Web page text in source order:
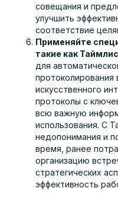
совещания и
улучшить
соответствие
Применяйте
такие как
для
искусственного
протоколы с
всю важную
использования. С
недопонимания и
время, ранее
организацию
стратегических
эффективность